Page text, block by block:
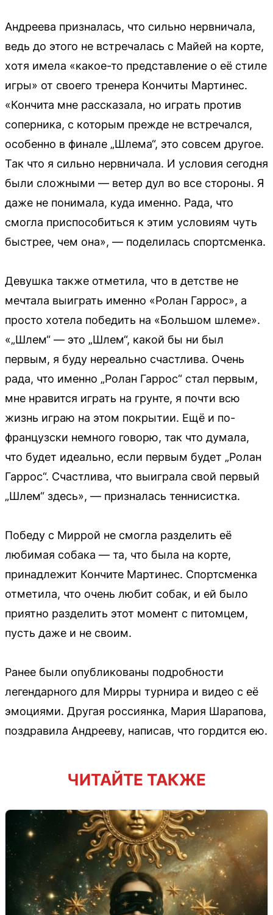
Андреева призналась, что сильно нервничала,
ведь до этого не встречалась с Майей на корте,
хотя имела «какое-то представление о её стиле
игры» от своего тренера Кончиты Мартинес.
«Кончита мне рассказала, но играть против
соперника, с которым прежде не встречался,
особенно в финале „Шлема“, это совсем другое.
Так что я сильно нервничала. И условия сегодня
были сложными — ветер дул во все стороны. Я
даже не понимала, куда именно. Рада, что
смогла приспособиться к этим условиям чуть
быстрее, чем она», — поделилась спортсменка.
Девушка также отметила, что в детстве не
мечтала выиграть именно «Ролан Гаррос», а
просто хотела победить на «Большом шлеме».
«„Шлем“ — это „Шлем“, какой бы ни был
первым, я буду нереально счастлива. Очень
рада, что именно „Ролан Гаррос“ стал первым,
мне нравится играть на грунте, я почти всю
жизнь играю на этом покрытии. Ещё и по-
французски немного говорю, так что думала,
что будет идеально, если первым будет „Ролан
Гаррос“. Счастлива, что выиграла свой первый
„Шлем“ здесь», — призналась теннисистка.
Победу с Миррой не смогла разделить её
любимая собака — та, что была на корте,
принадлежит Кончите Мартинес. Спортсменка
отметила, что очень любит собак, и ей было
приятно разделить этот момент с питомцем,
пусть даже и не своим.
Ранее были опубликованы подробности
легендарного для Мирры турнира и видео с её
эмоциями. Другая россиянка, Мария Шарапова,
поздравила Андрееву, написав, что гордится ею.
ЧИТАЙТЕ ТАКЖЕ